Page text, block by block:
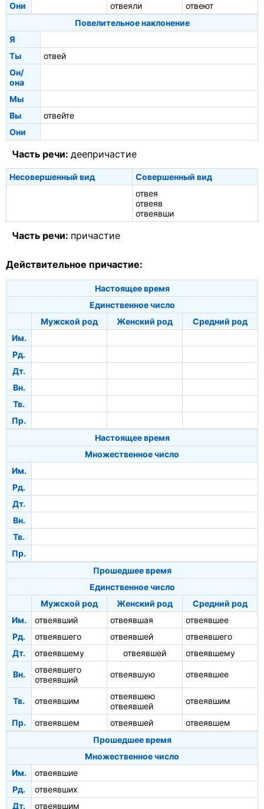
Они
отвеяли
отвеют
Повелительное наклонение
Я
Ты
отвей
Он/
она
Мы
Вы
отвейте
Они
Часть речи: деепричастие
Несовершенный вид
Совершенный вид
отвея
отвеяв
отвеявши
Часть речи: причастие
Действительное причастие:
Настоящее время
Единственное число
Мужской род
Женский род
Средний род
Им.
Рд.
Дт.
Вн.
Тв.
Пр.
Настоящее время
Множественное число
Им.
Рд.
Дт.
Вн.
Тв.
Пр.
Прошедшее время
Единственное число
Мужской род
Женский род
Средний род
Им.
отвеявший отвеявшая
отвеявшее
Рд.
отвеявшего отвеявшей
отвеявшего
Дт.
отвеявшему отвеявшей отвеявшему
Вн.
отвеявшего
отвеявший
отвеявшую отвеявшее
Тв. отвеявшим
отвеявшею
отвеявшей
отвеявшим
Пр. отвеявшем отвеявшей
отвеявшем
Прошедшее время
Множественное число
Им.
отвеявшие
Рд.
отвеявших
Дт.
отвеявшим